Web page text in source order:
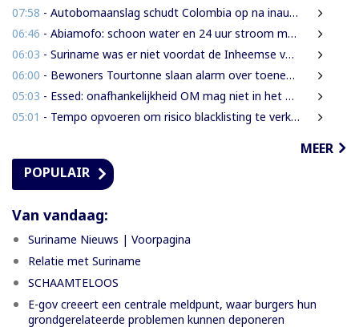
07:58 - Autobomaanslag schudt Colombia op na inauguratie van hardline president
06:46 - Abiamofo: schoon water en 24 uur stroom moeten ook afgelegen dorpen bereiken
06:03 - Suriname was er niet voordat de Inheemse volken er waren
06:00 - Bewoners Tourtonne slaan alarm over toenemende prostitutie, drugshandel en overlast door vreemdelingen
05:03 - Essed: onafhankelijkheid OM mag niet in het gedrang komen
05:01 - Tempo opvoeren om risico blacklisting te verkleinen
MEER
POPULAIR
Van vandaag:
Suriname Nieuws | Voorpagina
Relatie met Suriname
SCHAAMTELOOS
E-gov creeert een centrale meldpunt, waar burgers hun
grondgerelateerde problemen kunnen deponeren